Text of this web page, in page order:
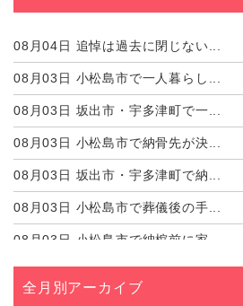
08月04日 追悼は過去に閉じない...
08月03日 小松島市で一人暮らし...
08月03日 坂出市・宇多津町で一...
08月03日 小松島市で納骨先が決...
08月03日 坂出市・宇多津町で納...
08月03日 小松島市で葬儀後の手...
08月03日 小松島市で納棺前に家...
全月別アーカイブ